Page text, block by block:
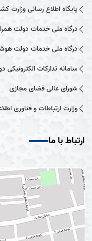
پایگاه اطلاع رسانی وزارت
درگاه ملی خدمات دولت
درگاه ملی خدمات دولت
سامانه تدارکات
شورای عالی فضای مجازی
وزارت ارتباطات و فناوری
ارتباط با ما